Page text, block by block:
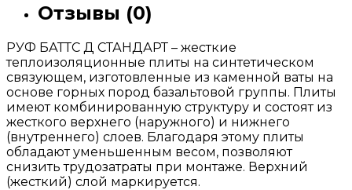
Отзывы (0)
РУФ БАТТС Д СТАНДАРТ – жесткие
теплоизоляционные плиты на синтетическом
связующем, изготовленные из каменной ваты на
основе горных пород базальтовой группы. Плиты
имеют комбинированную структуру и состоят из
жесткого верхнего (наружного) и нижнего
(внутреннего) слоев. Благодаря этому плиты
обладают уменьшенным весом, позволяют
снизить трудозатраты при монтаже. Верхний
(жесткий) слой маркируется.